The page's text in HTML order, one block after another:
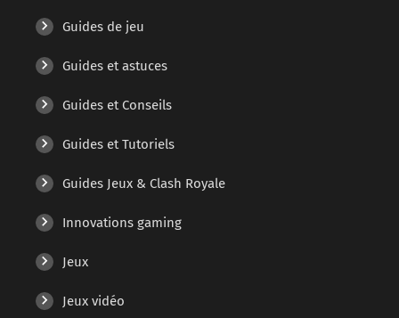
Guides de jeu
Guides et astuces
Guides et Conseils
Guides et Tutoriels
Guides Jeux & Clash Royale
Innovations gaming
Jeux
Jeux vidéo